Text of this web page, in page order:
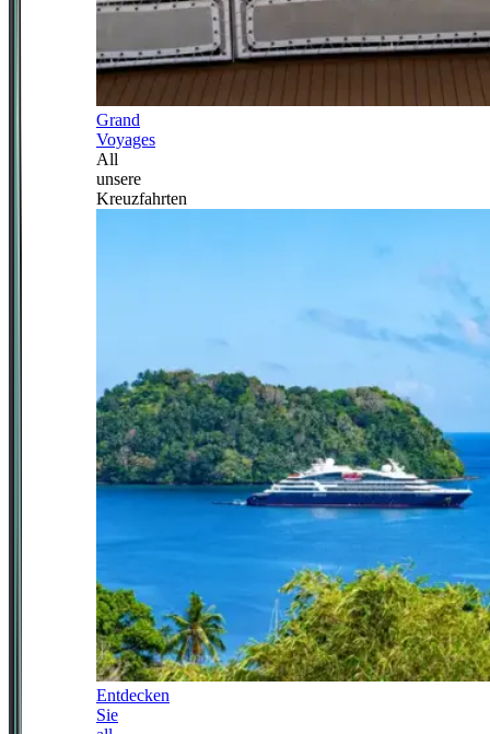
Grand
Voyages
All
unsere
Kreuzfahrten
Entdecken
Sie